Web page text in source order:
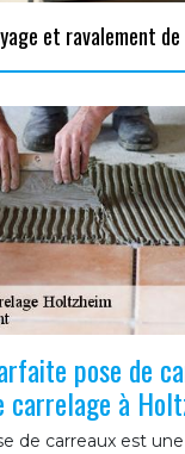
et ravalement
pose de
carrelage à
de carreaux est